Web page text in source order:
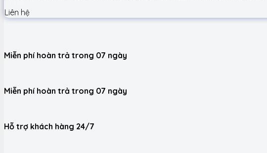
Liên hệ
Miễn phí hoàn trả trong 07 ngày
Miễn phí hoàn trả trong 07 ngày
Hỗ trợ khách hàng 24/7